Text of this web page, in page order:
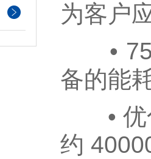
为客户
• 750
备的能
• 优化
约